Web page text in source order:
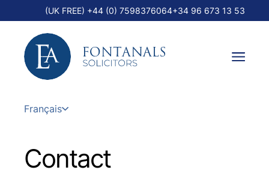
(UK FREE) +44 (0) 7598376064+34 96 673 13 53
Français
Contact